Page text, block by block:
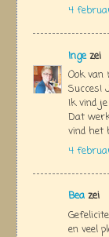
4
Ingezei
Ook
Succes!
Ik vind
Dat
vind het
4
Bea zei
en veel